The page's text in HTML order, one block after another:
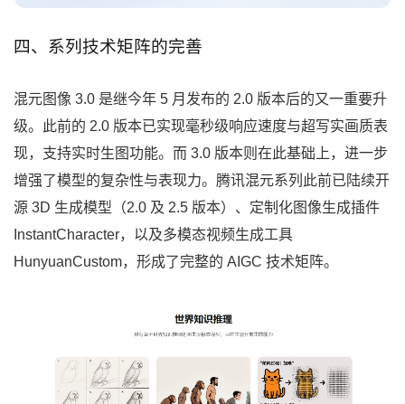
四、系列技术矩阵的完善
混元图像 3.0 是继今年 5 月发布的 2.0 版本后的又一重要升
级。此前的 2.0 版本已实现毫秒级响应速度与超写实画质表
现，支持实时生图功能。而 3.0 版本则在此基础上，进一步
增强了模型的复杂性与表现力。腾讯混元系列此前已陆续开
源 3D 生成模型（2.0 及 2.5 版本）、定制化图像生成插件
InstantCharacter，以及多模态视频生成工具
HunyuanCustom，形成了完整的 AIGC 技术矩阵。